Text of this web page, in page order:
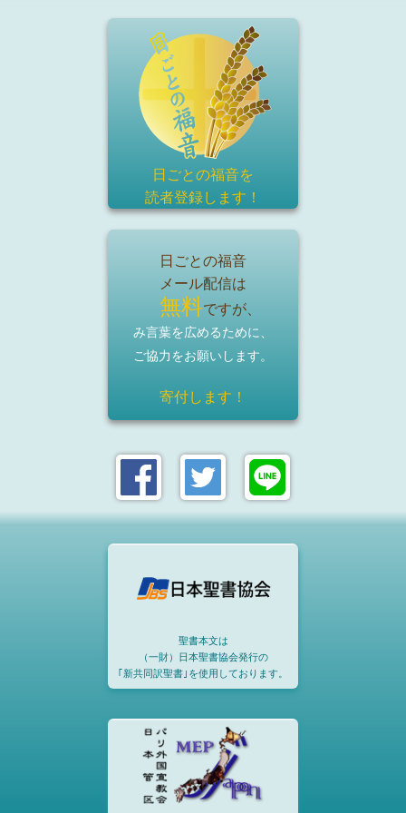
日ごとの福音を
読者登録します！
日ごとの福音
メール配信は
無料ですが、
み言葉を広めるために、
ご協力をお願いします。
寄付します！
聖書本文は
（一財）日本聖書協会発行の
｢新共同訳聖書｣を使用しております。